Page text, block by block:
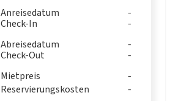
Anreisedatum
Check-In
Abreisedatum
Check-Out
Mietpreis
Reservierungskosten